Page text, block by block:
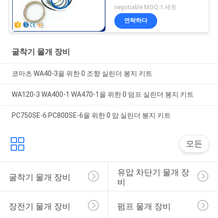
VOE11999892
11707029 11999892
negotiable MOQ:1 세트
연락하다
굴착기 물개 장비
코마츠 WA40-3을 위한 0 조향 실린더 봉지 키트
WA120-3 WA400-1 WA470-1을 위한 0 덤프 실린더 봉지 키트
PC750SE-6 PC800SE-6을 위한 0 암 실린더 봉지 키트
모든
굴착기 물개 장비
유압 차단기 물개 장
비
장전기 물개 장비 펌프 물개 장비